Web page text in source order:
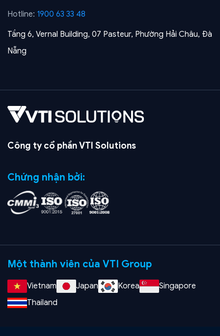
Hotline: 1900 63 33 48
Tầng 6, Vernal Building, 07 Pasteur, Phường Hải Châu, Đà
Nẵng
Công ty cổ phần VTI Solutions
Chứng nhận bởi:
Một thành viên của VTI Group
Vietnam Japan Korea
Singapore
Thailand